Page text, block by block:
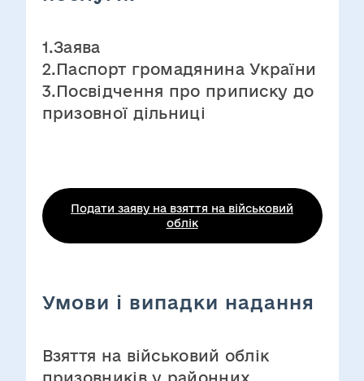
1.Заява
2.Паспорт громадянина України
3.Посвідчення про приписку до
призовної дільниці
Подати заяву на взяття на військовий
облік
Умови і випадки надання
Взяття на військовий облік